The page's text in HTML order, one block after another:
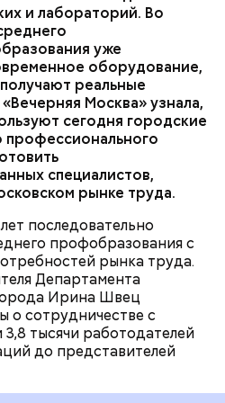
и лабораторий. Во
уже
оборудование,
реальные
Москва» узнала,
сегодня городские
специалистов,
рынке труда.
последовательно
профобразования с
рынка труда.
Департамента
Ирина Швец
о сотрудничестве с
тысячи работодателей
до представителей
а практика теперь
учебного
— Чтобы повысить
полторы
Ирина Швец
планируется полностью
городских колледжей, в
новых, где будут
студентов.
КОЛЛЕДЖИ
устроено, послушав
я по-другому стала
Думаю, что мне было
кадром, например в
она.
что отлично
ума и характера.